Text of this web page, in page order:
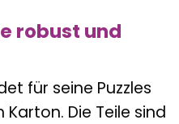
robust und
für seine Puzzles
Die Teile sind